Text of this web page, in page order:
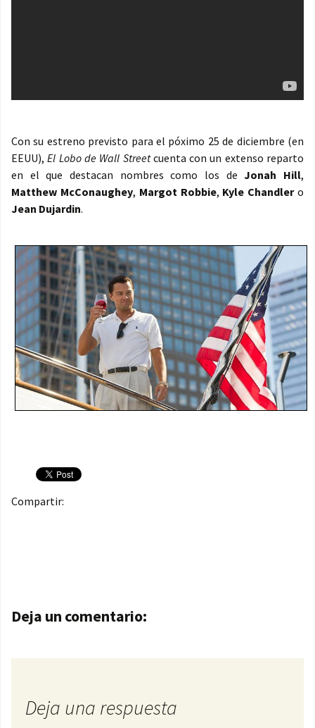
Con su estreno previsto para el póximo 25 de diciembre (en
EEUU),El Lobo de Wall Streetcuenta con un extenso reparto
en el que destacan nombres como los deJonah Hill,
Matthew McConaughey, Margot Robbie, Kyle Chandlero
Jean Dujardin.
Compartir:
Navegación de entradas
Deja un comentario:
Deja una respuesta